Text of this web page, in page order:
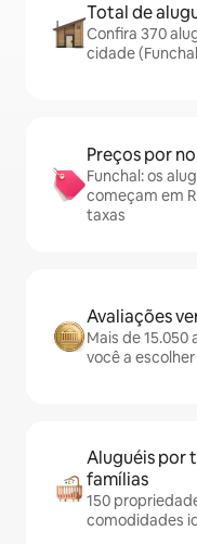
Total de
Confira 370
cidade
Preços por
Funchal: os
começam em
taxas
Avaliações
Mais de
você a escolher
Aluguéis por
famílias
150
comodidades